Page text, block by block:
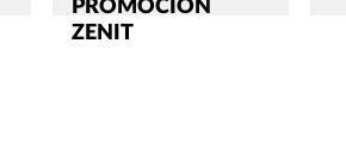
PROMOCIÓN
ZENIT